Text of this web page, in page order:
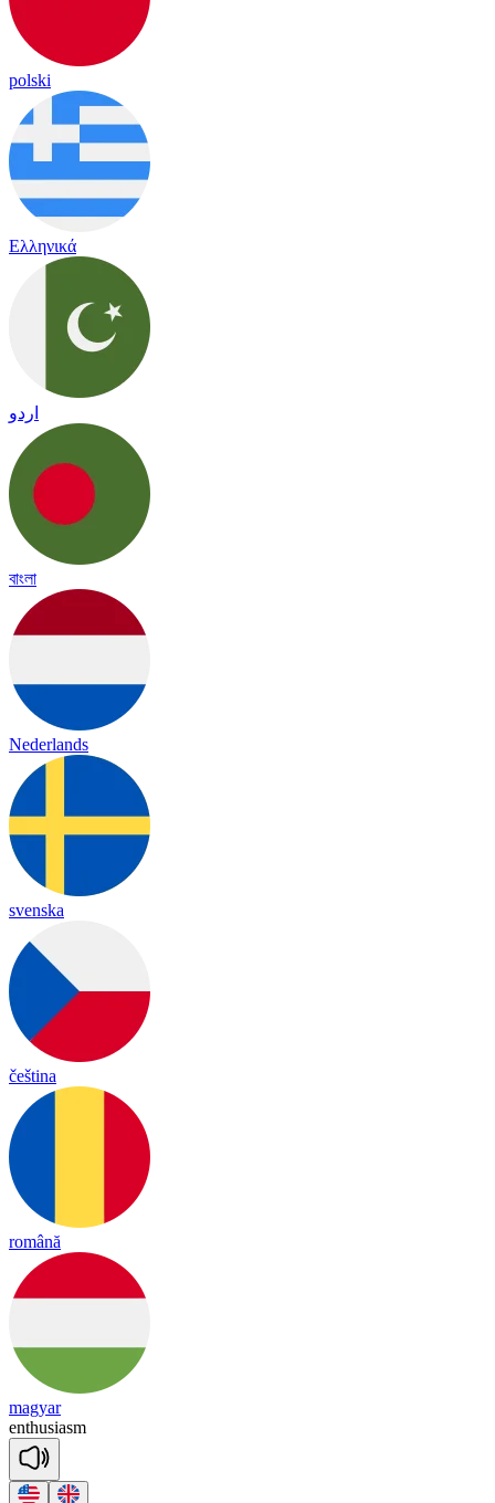
polski
Ελληνικά
اردو
বাংলা
Nederlands
svenska
čeština
română
magyar
enthusiasm